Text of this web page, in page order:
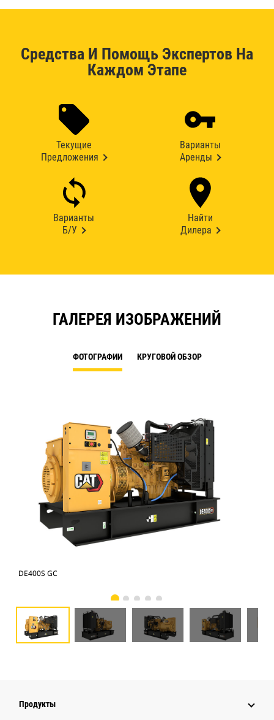
Средства И Помощь Экспертов На
Каждом Этапе
Текущие
Предложения
Варианты
Аренды
Варианты
Б/У
Найти
Дилера
ГАЛЕРЕЯ ИЗОБРАЖЕНИЙ
ФОТОГРАФИИ КРУГОВОЙ ОБЗОР
DE400S GC
Продукты